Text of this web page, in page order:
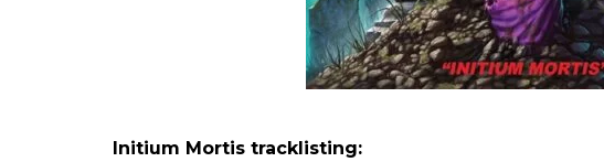
Initium Mortis tracklisting: